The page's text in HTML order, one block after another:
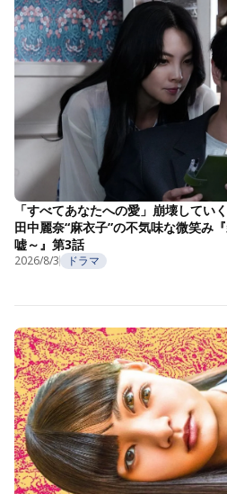
「すべてあなたへの愛」崩壊してい
田中麗奈“麻衣子”の不気味な微笑み
嘘～』第3話
2026/8/3 ドラマ